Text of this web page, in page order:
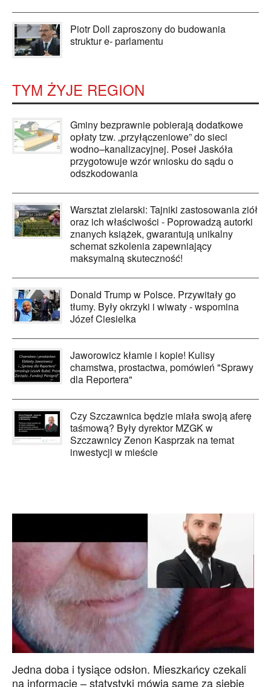
Piotr Doll zaproszony do budowania
struktur e- parlamentu
TYM ŻYJE REGION
Gminy bezprawnie pobierają dodatkowe
opłaty tzw. „przyłączeniowe” do sieci
wodno–kanalizacyjnej. Poseł Jaskóła
przygotowuje wzór wniosku do sądu o
odszkodowania
Warsztat zielarski: Tajniki zastosowania ziół
oraz ich właściwości - Poprowadzą autorki
znanych książek, gwarantują unikalny
schemat szkolenia zapewniający
maksymalną skuteczność!
Donald Trump w Polsce. Przywitały go
tłumy. Były okrzyki i wiwaty - wspomina
Józef Ciesielka
Jaworowicz kłamie i kopie! Kulisy
chamstwa, prostactwa, pomówień "Sprawy
dla Reportera"
Czy Szczawnica będzie miała swoją aferę
taśmową? Były dyrektor MZGK w
Szczawnicy Zenon Kasprzak na temat
inwestycji w mieście
Jedna doba i tysiące odsłon. Mieszkańcy czekali
na informacje – statystyki mówią same za siebie